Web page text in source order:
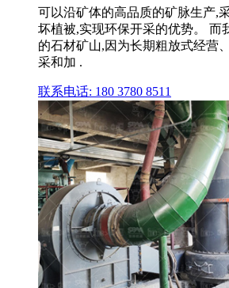
可以沿矿体的高品质的矿脉生产,
坏植被,实现环保开采的优势。 而
的石材矿山,因为长期粗放式经营
采和加 .
联系电话: 180 3780 8511